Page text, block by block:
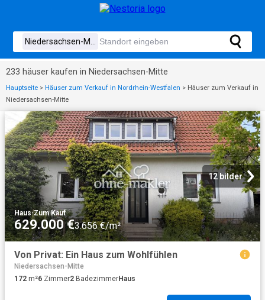
233 häuser kaufen in Niedersachsen-Mitte
Hauptseite > Häuser zum Verkauf in Nordrhein-Westfalen > Häuser zum Verkauf in
Niedersachsen-Mitte
12 bilder
Haus·Zum Kauf
629.000 €3.656 €/m²
Von Privat: Ein Haus zum Wohlfühlen
Niedersachsen-Mitte
172 m²6 Zimmer2 BadezimmerHaus